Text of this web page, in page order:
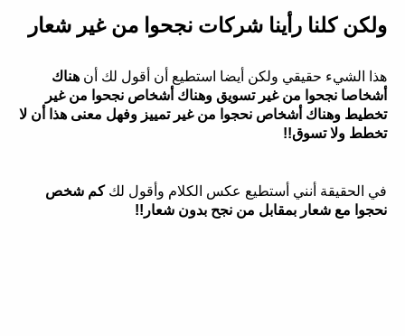
ولكن كلنا رأينا شركات نجحوا من غير شعار
هذا الشيء حقيقي ولكن أيضا استطيع أن أقول لك أن هناك
أشخاصا نجحوا من غير تسويق وهناك أشخاص نجحوا من غير
تخطيط وهناك أشخاص نحجوا من غير تمييز وفهل معنى هذا أن لا
تخطط ولا تسوق!!
في الحقيقة أنني أستطيع عكس الكلام وأقول لككم شخص
نحجوا مع شعار بمقابل من نجح بدون شعار!!